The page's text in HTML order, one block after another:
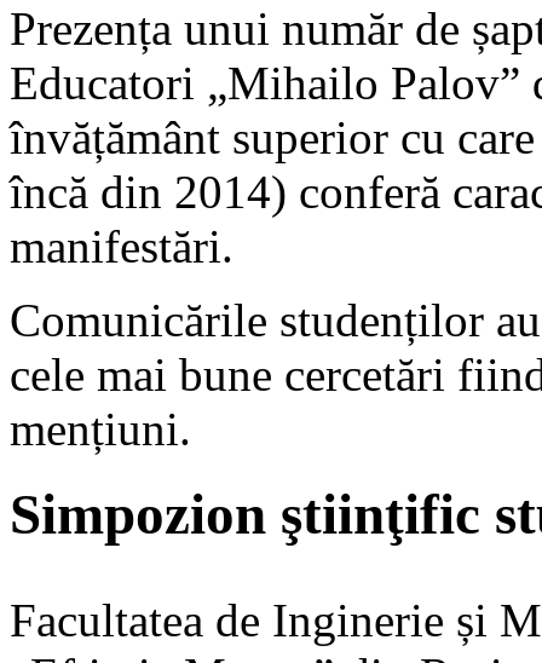
Prezența unui număr de
Educatori „Mihailo Palov”
învățământ superior cu
încă din 2014) conferă
manifestări.
Comunicările studenților
cele mai bune cercetări
mențiuni.
Simpozion ştiinţific
Facultatea de Inginerie și